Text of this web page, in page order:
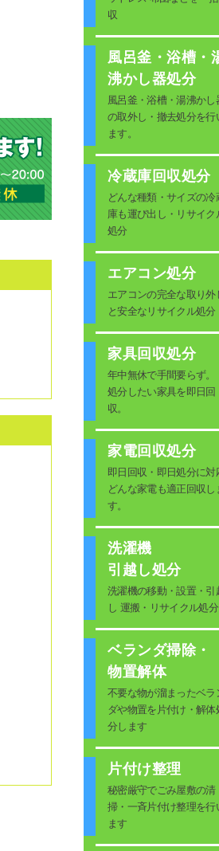
収
風呂釜・浴槽・
沸かし器処分
風呂釜・浴槽・湯沸かし
の取外し・撤去処分を行
ます。
冷蔵庫回収処分
どんな種類・サイズの冷
庫も運び出し・リサイク
処分
エアコン処分
エアコンの完全な取り外
と安全なリサイクル処分
家具回収処分
年中無休で手間要らず。
処分したい家具を即日回
収。
家電回収処分
即日回収・即日処分に対
どんな家電も適正回収し
す。
洗濯機
引越し処分
洗濯機の移動・設置・引
し 運搬・リサイクル処分
ベランダ掃除・
物置解体
不要な物が溜まったベラ
ダや物置を片付け・解体
分します
片付け整理
秘密厳守でごみ屋敷の清
掃・一斉片付け整理を行
ます